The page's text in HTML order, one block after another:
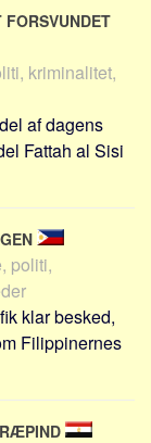
kriminalitet,
af dagens
Fattah al Sisi
politi,
klar besked,
Filippinernes